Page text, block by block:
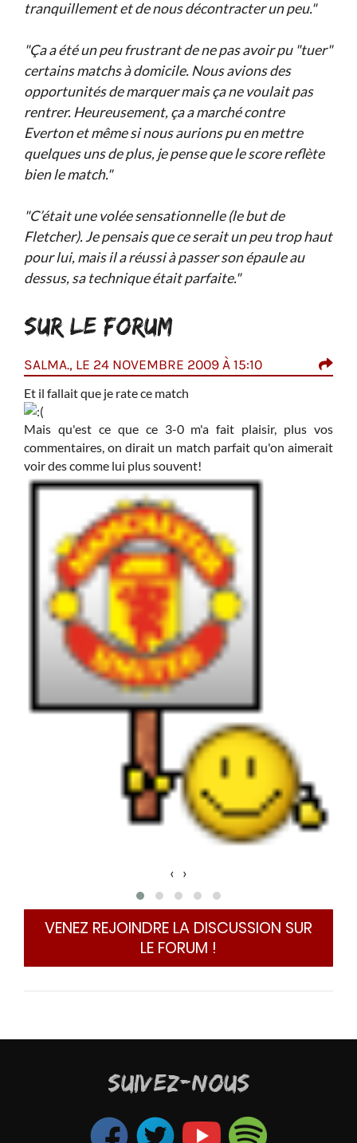
tranquillement et de nous décontracter un peu."
"Ça a été un peu frustrant de ne pas avoir pu "tuer"
certains matchs à domicile. Nous avions des
opportunités de marquer mais ça ne voulait pas
rentrer. Heureusement, ça a marché contre
Everton et même si nous aurions pu en mettre
quelques uns de plus, je pense que le score reflète
bien le match."
"C’était une volée sensationnelle (le but de
Fletcher). Je pensais que ce serait un peu trop haut
pour lui, mais il a réussi à passer son épaule au
dessus, sa technique était parfaite."
SUR LE FORUM
SALMA., LE 24 NOVEMBRE 2009 À 15:10
Et il fallait que je rate ce match
Mais qu'est ce que ce 3-0 m'a fait plaisir, plus vos
commentaires, on dirait un match parfait qu'on aimerait
voir des comme lui plus souvent!
‹ ›
VENEZ REJOINDRE LA DISCUSSION SUR
LE FORUM !
SUIVEZ-NOUS